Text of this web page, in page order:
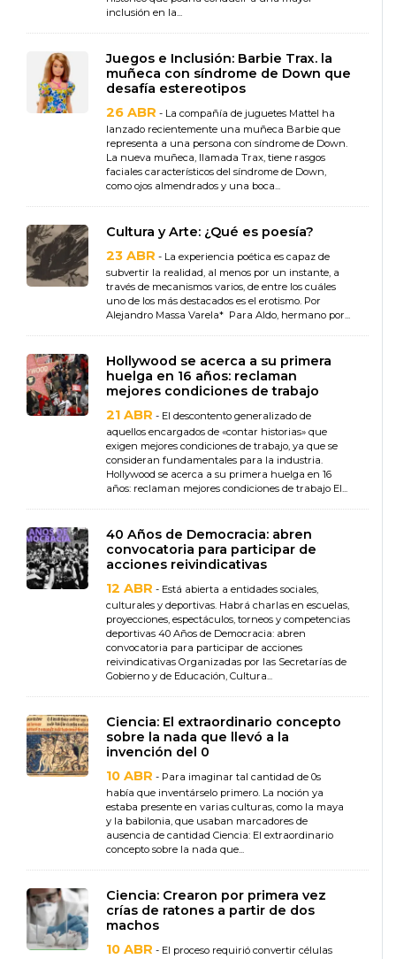
inclusión en la...
Juegos e Inclusión: Barbie Trax. la
muñeca con síndrome de Down que
desafía estereotipos
26 ABR - La compañía de juguetes Mattel ha
lanzado recientemente una muñeca Barbie que
representa a una persona con síndrome de Down.
La nueva muñeca, llamada Trax, tiene rasgos
faciales característicos del síndrome de Down,
como ojos almendrados y una boca...
Cultura y Arte: ¿Qué es poesía?
23 ABR - La experiencia poética es capaz de
subvertir la realidad, al menos por un instante, a
través de mecanismos varios, de entre los cuáles
uno de los más destacados es el erotismo. Por
Alejandro Massa Varela* Para Aldo, hermano por...
Hollywood se acerca a su primera
huelga en 16 años: reclaman
mejores condiciones de trabajo
21 ABR - El descontento generalizado de
aquellos encargados de «contar historias» que
exigen mejores condiciones de trabajo, ya que se
consideran fundamentales para la industria.
Hollywood se acerca a su primera huelga en 16
años: reclaman mejores condiciones de trabajo El...
40 Años de Democracia: abren
convocatoria para participar de
acciones reivindicativas
12 ABR - Está abierta a entidades sociales,
culturales y deportivas. Habrá charlas en escuelas,
proyecciones, espectáculos, torneos y competencias
deportivas 40 Años de Democracia: abren
convocatoria para participar de acciones
reivindicativas Organizadas por las Secretarías de
Gobierno y de Educación, Cultura...
Ciencia: El extraordinario concepto
sobre la nada que llevó a la
invención del 0
10 ABR - Para imaginar tal cantidad de 0s
había que inventárselo primero. La noción ya
estaba presente en varias culturas, como la maya
y la babilonia, que usaban marcadores de
ausencia de cantidad Ciencia: El extraordinario
concepto sobre la nada que...
Ciencia: Crearon por primera vez
crías de ratones a partir de dos
machos
10 ABR - El proceso requirió convertir células